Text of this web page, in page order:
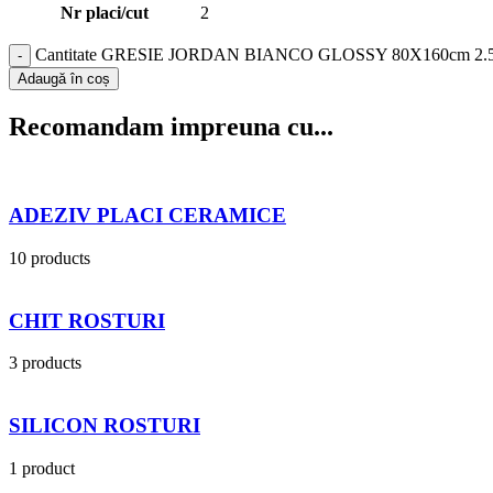
Nr placi/cut 2
Cantitate GRESIE JORDAN BIANCO GLOSSY 80X160cm
Adaugă în coș
Recomandam impreuna cu...
ADEZIV PLACI CERAMICE
10 products
CHIT ROSTURI
3 products
SILICON ROSTURI
1 product